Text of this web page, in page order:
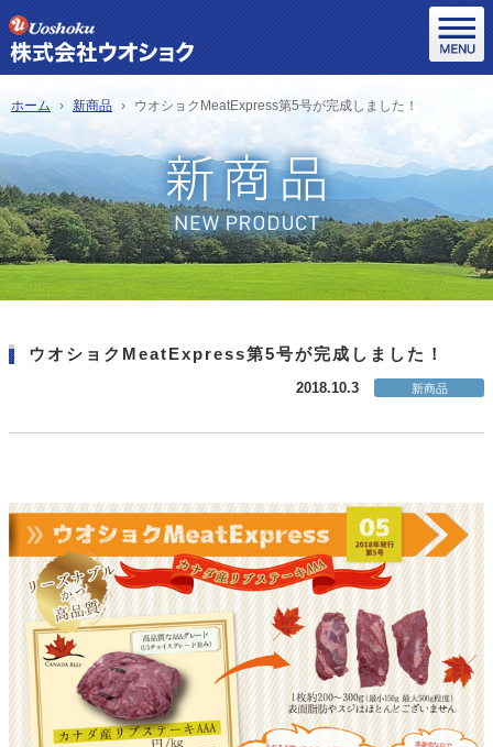
ホーム 新商品 ウオショクMeatExpress第5号が完成しました！
ウオショクMeatExpress第5号が完成しました！
2018.10.3 新商品